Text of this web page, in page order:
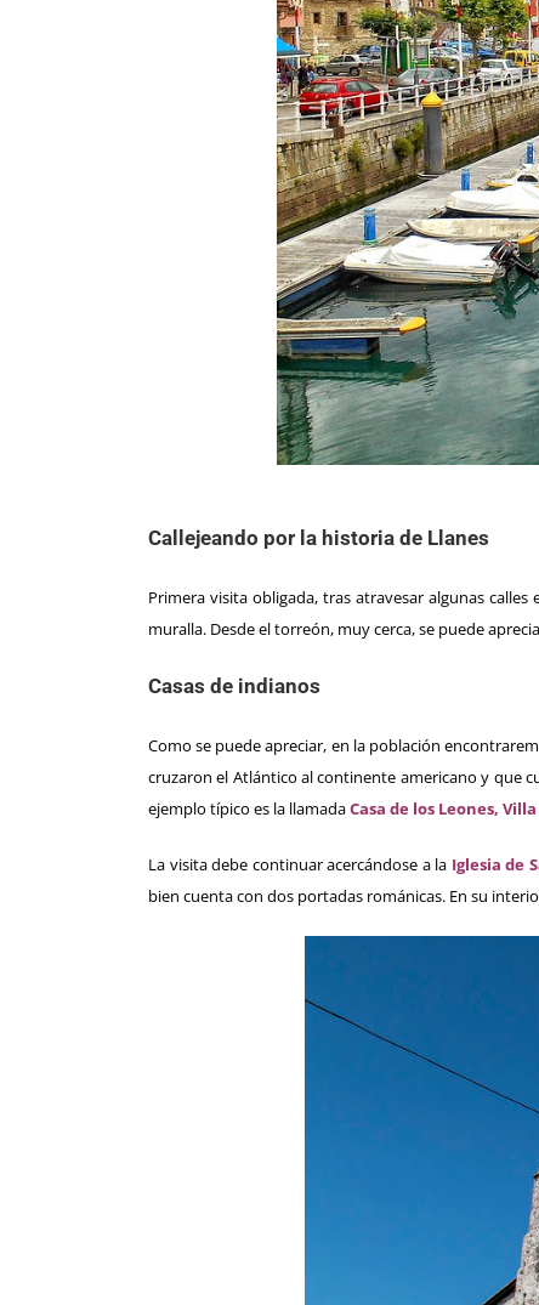
Callejeando por la historia de Llanes
Primera visita obligada, tras atravesar algunas calles
muralla. Desde el torreón, muy cerca, se puede
Casas de indianos
Como se puede apreciar, en la población
cruzaron el Atlántico al continente americano y que
ejemplo típico es la llamadaCasa de los Leones,
La visita debe continuar acercándose a la Iglesia de
bien cuenta con dos portadas románicas. En su